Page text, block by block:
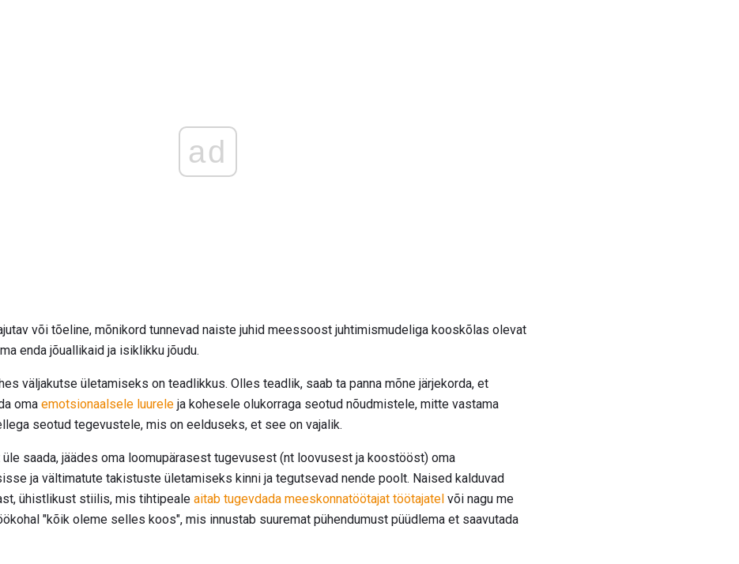
ad
või tõeline, mõnikord tunnevad naiste juhid meessoost juhtimismudeliga kooskõlas olevat
enda jõuallikaid ja isiklikku jõudu.
väljakutse ületamiseks on teadlikkus. Olles teadlik, saab ta panna mõne järjekorda, et
oma emotsionaalsele luurele ja kohesele olukorraga seotud nõudmistele, mitte vastama
seotud tegevustele, mis on eelduseks, et see on vajalik.
saada, jäädes oma loomupärasest tugevusest (nt loovusest ja koostööst) oma
ja vältimatute takistuste ületamiseks kinni ja tegutsevad nende poolt. Naised kalduvad
ühistlikust stiilis, mis tihtipeale aitab tugevdada meeskonnatöötajat töötajatel või nagu me
"kõik oleme selles koos", mis innustab suuremat pühendumust püüdlema et saavutada